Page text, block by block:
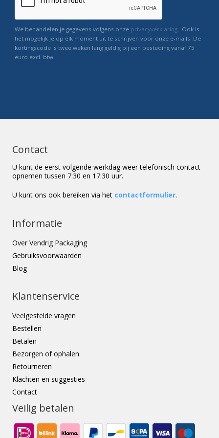
We behandelen je gegevens volgens onze privacyverklaring . Ook is
het mogelijk je op elk moment uit te schrijven voor onze e-mails. De
kortingscode is twee weken lang geldig bij een besteding vanaf 75
euro excl. btw.
Contact
U kunt de eerst volgende werkdag weer telefonisch contact
opnemen tussen 7:30 en 17:30 uur.
U kunt ons ook bereiken via het contactformulier.
Informatie
Over Vendrig Packaging
Gebruiksvoorwaarden
Blog
Klantenservice
Veelgestelde vragen
Bestellen
Betalen
Bezorgen of ophalen
Retourneren
Klachten en suggesties
Contact
Veilig betalen